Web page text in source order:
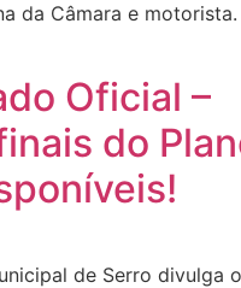
da Câmara e
Oficial –
do
de Serro divulga